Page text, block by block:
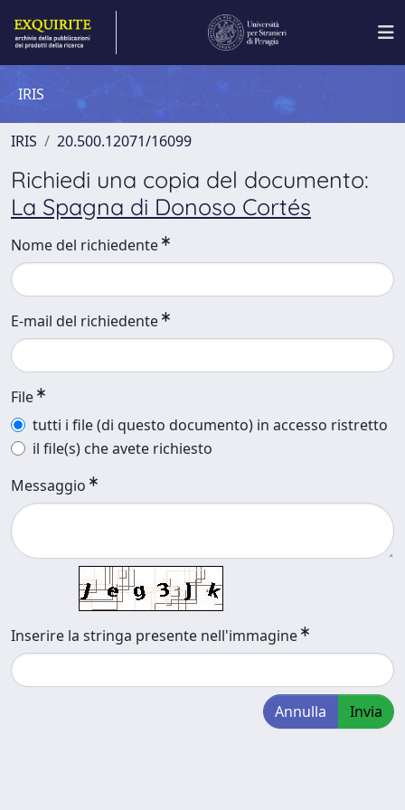
IRIS
IRIS 20.500.12071/16099
Richiedi una copia del documento:
La Spagna di Donoso Cortés
Nome del richiedente
E-mail del richiedente
File
tutti i file (di questo documento) in accesso ristretto
il file(s) che avete richiesto
Messaggio
Inserire la stringa presente nell'immagine
Annulla Invia